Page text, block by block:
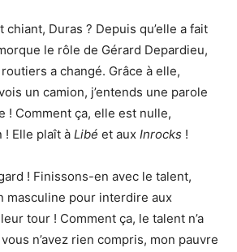
chiant, Duras ? Depuis qu’elle a fait
le rôle de Gérard Depardieu,
a changé. Grâce à elle,
un camion, j’entends une parole
! Comment ça, elle est nulle,
! Elle plaît à Libé et aux Inrocks !
! Finissons-en avec le talent,
masculine pour interdire aux
tour ! Comment ça, le talent n’a
n’avez rien compris, mon pauvre